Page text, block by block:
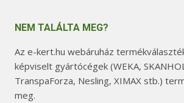
NEM TALÁLTA MEG?
Az e-kert.hu webáruház
képviselt gyártócégek (WEKA,
TranspaForza, Nesling, XIMAX stb.)
meg.